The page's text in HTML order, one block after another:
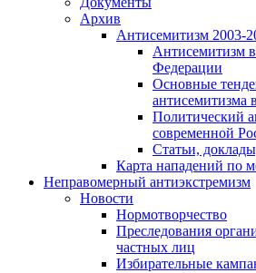
Архив
Антисемитизм 2003-
Антисемитизм
Федерации
Основные
антисемитизма
Политический
современной
Статьи,
Карта нападений по
Неправомерный антиэкстремизм
Новости
Нормотворчество
Преследования
частных лиц
Избирательные